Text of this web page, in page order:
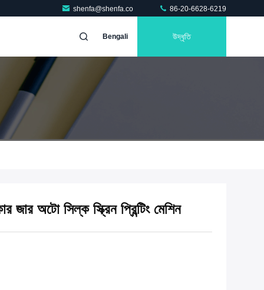
shenfa@shenfa.co 86-20-6628-6219
Bengali উদ্ধৃতি
জার অটো সিল্ক স্ক্রিন প্রিন্টিং মেশিন